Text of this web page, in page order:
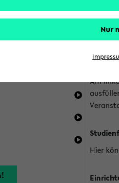
im eKVV
Sie
die für
Am
Hier
Nur